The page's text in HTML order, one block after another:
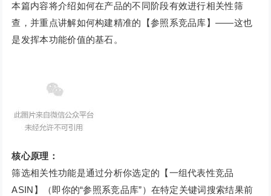
本篇内容将介绍如何在产品的不同阶段有效进行相关性筛
查，并重点讲解如何构建精准的【参照系竞品库】——这也
是发挥本功能价值的基石。
核心原理：
筛选相关性功能是通过分析你选定的【一组代表性竞品
ASIN】（即你的“参照系竞品库”）在特定关键词搜索结果前